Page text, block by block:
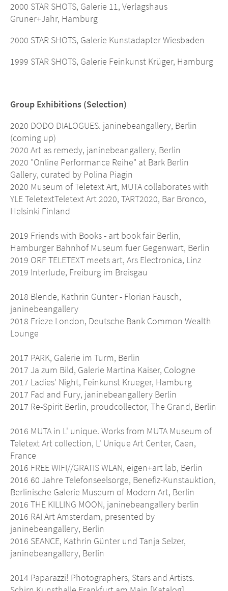
2000 STAR SHOTS, Galerie 11, Verlagshaus
Gruner+Jahr, Hamburg
2000 STAR SHOTS, Galerie Kunstadapter Wiesbaden
1999 STAR SHOTS, Galerie Feinkunst Krüger, Hamburg
Group Exhibitions (Selection)
2020 DODO DIALOGUES. janinebeangallery, Berlin
(coming up)
2020 Art as remedy, janinebeangallery, Berlin
2020 "Online Performance Reihe" at Bark Berlin
Gallery, curated by Polina Piagin
2020 Museum of Teletext Art, MUTA collaborates with
YLE TeletextTeletext Art 2020, TART2020, Bar Bronco,
Helsinki Finland
2019 Friends with Books - art book fair Berlin,
Hamburger Bahnhof Museum fuer Gegenwart, Berlin
2019 ORF TELETEXT meets art, Ars Electronica, Linz
2019 Interlude, Freiburg im Breisgau
2018 Blende, Kathrin Günter - Florian Fausch,
janinebeangallery
2018 Frieze London, Deutsche Bank Common Wealth
Lounge
2017 PARK, Galerie im Turm, Berlin
2017 Ja zum Bild, Galerie Martina Kaiser, Cologne
2017 Ladies' Night, Feinkunst Krueger, Hamburg
2017 Fad and Fury, janinebeangallery Berlin
2017 Re-Spirit Berlin, proudcollector, The Grand, Berlin
2016 MUTA in L' unique. Works from MUTA Museum of
Teletext Art collection, L' Unique Art Center, Caen,
France
2016 FREE WIFI//GRATIS WLAN, eigen+art lab, Berlin
2016 60 Jahre Telefonseelsorge, Benefiz-Kunstauktion,
Berlinische Galerie Museum of Modern Art, Berlin
2016 THE KILLING MOON, janinebeangallery berlin
2016 RAI Art Amsterdam, presented by
janinebeangallery, Berlin
2016 SEANCE, Kathrin Günter und Tanja Selzer,
janinebeangallery, Berlin
2014 Paparazzi! Photographers, Stars and Artists.